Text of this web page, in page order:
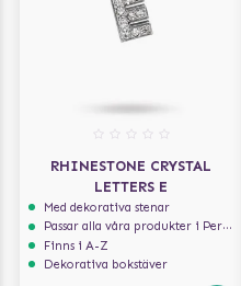
RHINESTONE CRYSTAL
LETTERS E
Med dekorativa stenar
Passar alla våra produkter i Personalize serien
Finns i A-Z
Dekorativa bokstäver